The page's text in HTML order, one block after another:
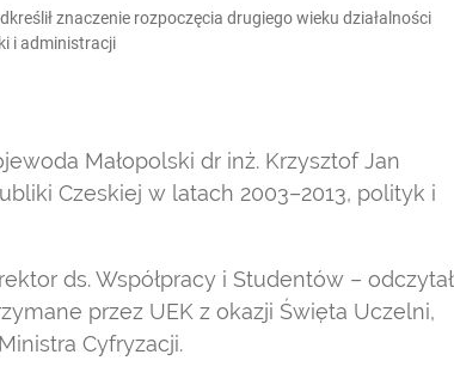
znaczenie rozpoczęcia drugiego wieku działalności
i administracji
Małopolski dr inż. Krzysztof Jan
Czeskiej w latach 2003–2013, polityk i
ds. Współpracy i Studentów – odczytał
przez UEK z okazji Święta Uczelni,
Cyfryzacji.